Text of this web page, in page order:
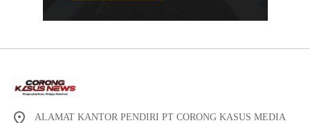
ALAMAT KANTOR PENDIRI PT CORONG KASUS MEDIA